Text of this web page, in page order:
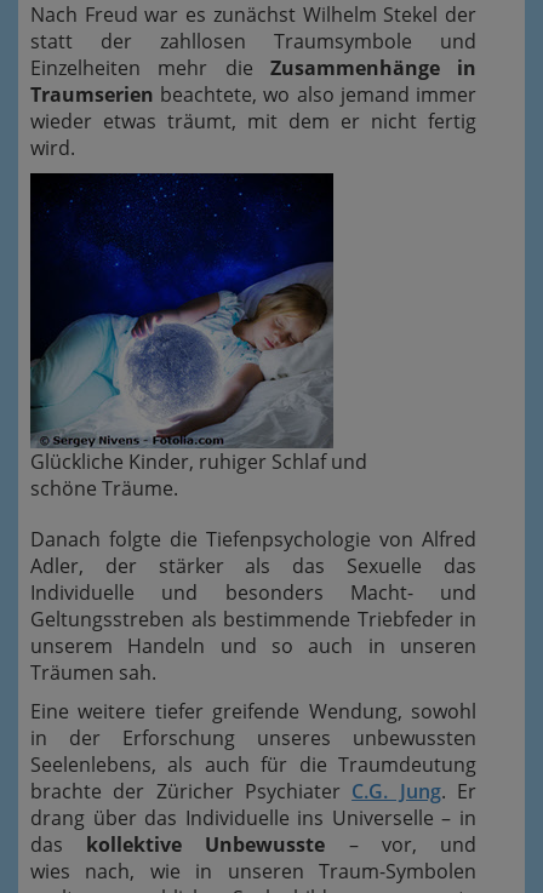
Nach Freud war es zunächst Wilhelm Stekel der
statt der zahllosen Traumsymbole und
Einzelheiten mehr die Zusammenhänge in
Traumserien beachtete, wo also jemand immer
wieder etwas träumt, mit dem er nicht fertig
wird.
Glückliche Kinder, ruhiger Schlaf und
schöne Träume.
Danach folgte die Tiefenpsychologie von Alfred
Adler, der stärker als das Sexuelle das
Individuelle und besonders Macht- und
Geltungsstreben als bestimmende Triebfeder in
unserem Handeln und so auch in unseren
Träumen sah.
Eine weitere tiefer greifende Wendung, sowohl
in der Erforschung unseres unbewussten
Seelenlebens, als auch für die Traumdeutung
brachte der Züricher Psychiater C.G. Jung. Er
drang über das Individuelle ins Universelle – in
das kollektive Unbewusste – vor, und
wies nach, wie in unseren Traum-Symbolen